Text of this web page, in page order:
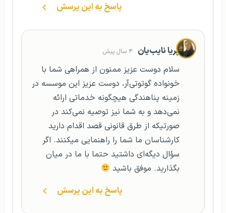
پاسخ به این پرسش
پریا نایب‌یان ۴ سال پیش
سلام دوست عزیز ممنون از همراهی شما با
خونواده گوتوتی‌آر، دوست عزیز این موسسه در
زمینه پناهندگی هیچگونه خدماتی ارائه
نمی‌دهد و به شما نیز توصیه نمی‌کند در
صورتیکه از طرق قانونی قصد اقدام دارید
کارشناسان ما شما را راهنمایی میکنند. اگر
سؤال دیگه‌ای داشتید حتما با ما در میان
بگذارید. موفق باشید
پاسخ به این پرسش